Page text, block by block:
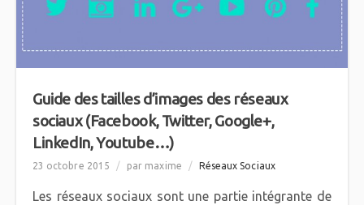
Guide des tailles d’images des réseaux
sociaux (Facebook, Twitter, Google+,
LinkedIn, Youtube…)
23 octobre 2015 / par maxime / Réseaux Sociaux
Les réseaux sociaux sont une partie intégrante de